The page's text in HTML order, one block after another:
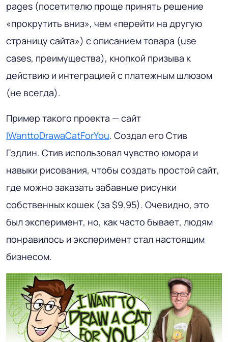
pages (посетителю проще принять решение
«прокрутить вниз», чем «перейти на другую
страницу сайта») c описанием товара (use
cases, преимущества), кнопкой призыва к
действию и интеграцией с платежным шлюзом
(не всегда).
Пример такого проекта — сайт
IWanttoDrawaCatForYou. Создал его Стив
Гэдлин. Стив использовал чувство юмора и
навыки рисования, чтобы создать простой сайт,
где можно заказать забавные рисунки
собственных кошек (за $9.95). Очевидно, это
был эксперимент, но, как часто бывает, людям
понравилось и эксперимент стал настоящим
бизнесом.